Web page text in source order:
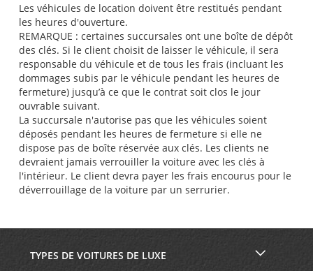
Les véhicules de location doivent être restitués pendant
les heures d'ouverture.
REMARQUE : certaines succursales ont une boîte de dépôt
des clés. Si le client choisit de laisser le véhicule, il sera
responsable du véhicule et de tous les frais (incluant les
dommages subis par le véhicule pendant les heures de
fermeture) jusqu’à ce que le contrat soit clos le jour
ouvrable suivant.
La succursale n'autorise pas que les véhicules soient
déposés pendant les heures de fermeture si elle ne
dispose pas de boîte réservée aux clés. Les clients ne
devraient jamais verrouiller la voiture avec les clés à
l'intérieur. Le client devra payer les frais encourus pour le
déverrouillage de la voiture par un serrurier.
TYPES DE VOITURES DE LUXE